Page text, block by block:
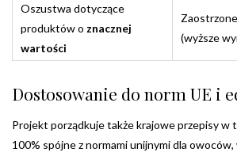
Oszustwa dotyczące
produktów o znacznej
wartości
(wyższe
Dostosowanie do norm UE i
Projekt porządkuje także krajowe przepisy w
100% spójne z normami unijnymi dla owoców,